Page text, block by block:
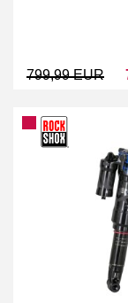
799,99 EUR